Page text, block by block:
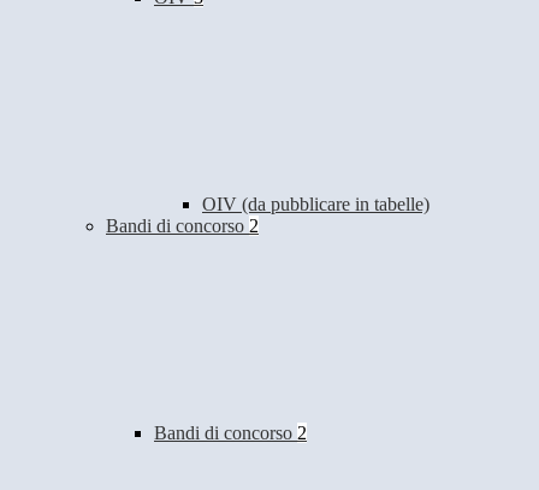
OIV (da pubblicare in tabelle)
Bandi di concorso 2
Bandi di concorso 2